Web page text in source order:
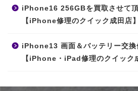
iPhone16 256GBを買取させて
【iPhone修理のクイック成田店】
iPhone13 画面＆バッテリー交換
【iPhone・iPad修理のクイック